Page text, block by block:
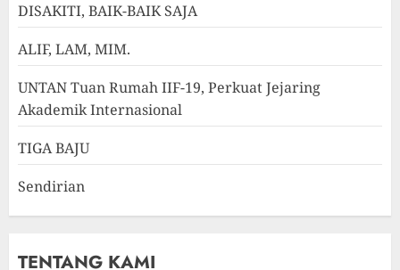
DISAKITI, BAIK-BAIK SAJA
ALIF, LAM, MIM.
UNTAN Tuan Rumah IIF-19, Perkuat Jejaring
Akademik Internasional
TIGA BAJU
Sendirian
TENTANG KAMI